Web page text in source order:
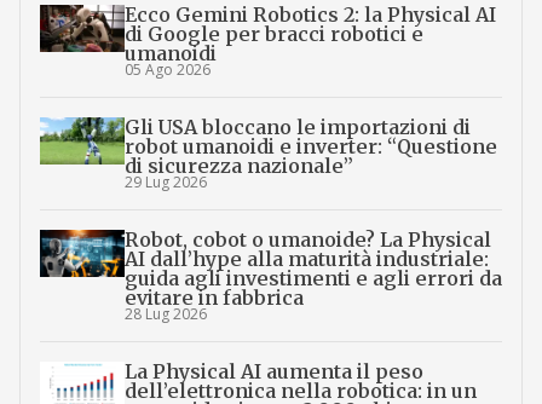
Ecco Gemini Robotics 2: la Physical AI
di Google per bracci robotici e
umanoidi
05 Ago 2026
Gli USA bloccano le importazioni di
robot umanoidi e inverter: “Questione
di sicurezza nazionale”
29 Lug 2026
Robot, cobot o umanoide? La Physical
AI dall’hype alla maturità industriale:
guida agli investimenti e agli errori da
evitare in fabbrica
28 Lug 2026
La Physical AI aumenta il peso
dell’elettronica nella robotica: in un